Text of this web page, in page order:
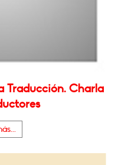
Traducción. Charla